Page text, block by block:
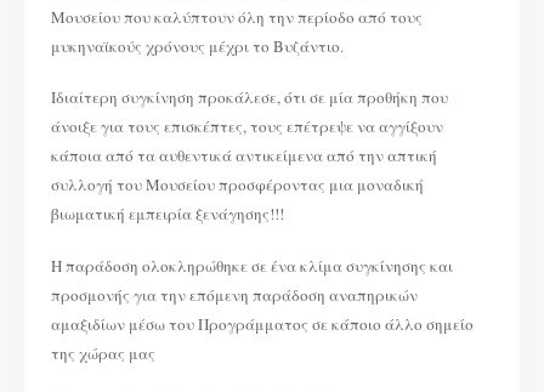
Μουσείου που καλύπτουν όλη την περίοδο από τους
μυκηναϊκούς χρόνους μέχρι το Βυζάντιο.
Ιδιαίτερη συγκίνηση προκάλεσε, ότι σε μία προθήκη που
άνοιξε για τους επισκέπτες, τους επέτρεψε να αγγίξουν
κάποια από τα αυθεντικά αντικείμενα από την απτική
συλλογή του Μουσείου προσφέροντας μια μοναδική
βιωματική εμπειρία ξενάγησης!!!
Η παράδοση ολοκληρώθηκε σε ένα κλίμα συγκίνησης και
προσμονής για την επόμενη παράδοση αναπηρικών
αμαξιδίων μέσω του Προγράμματος σε κάποιο άλλο σημείο
της χώρας μας